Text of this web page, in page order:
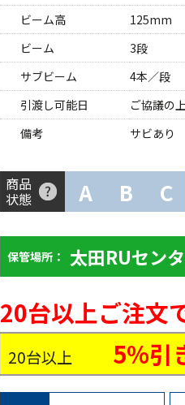
ビーム高
125mm
ビーム
3段
サブビーム
4本／段
引渡し可能日
ご協議の
備考
サビあり
商品
状態 A B C
保管場所： 太田RUセン
20台以上ご注文
20台以上 5%引